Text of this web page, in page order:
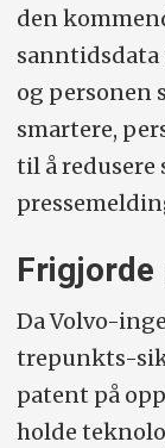
den
sanntidsdata
og personen
smartere,
til å redusere
Frigjorde
Da Volvo-
trepunkts-
patent på
holde